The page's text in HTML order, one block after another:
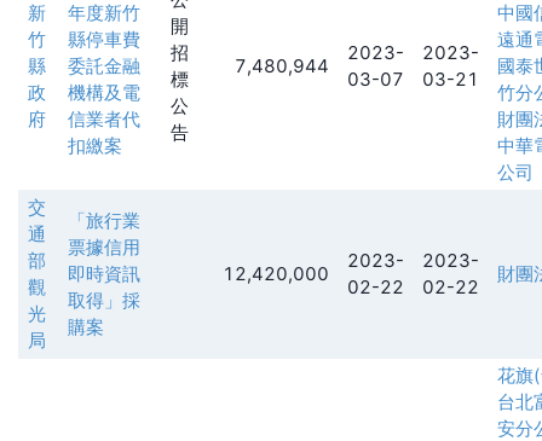
新
竹
縣
政
府
年度新竹
縣停車費
委託金融
機構及電
信業者代
扣繳案
開
招
標
公
告
7,480,944
2023-
03-07
2023-
03-21
中國
遠通
國泰
竹分
財團
中華
公司
交
通
部
觀
光
局
「旅行業
票據信用
即時資訊
取得」採
購案
12,420,000
2023-
02-22
2023-
02-22
財團
花旗
台北
安分